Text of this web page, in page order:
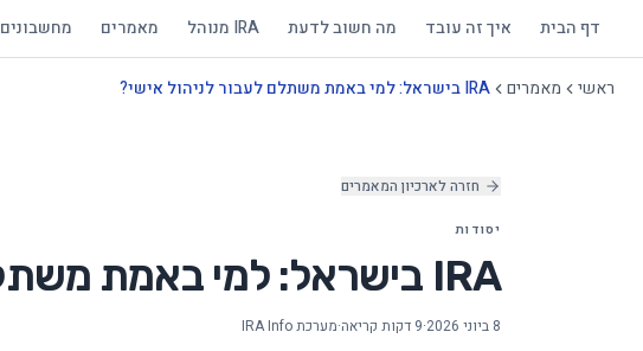
דף הבית איך זה עובד מה חשוב לדעת IRA מנוהל מאמרים מחשבונים
ראשי מאמרים IRA בישראל: למי באמת משתלם לעבור לניהול אישי?
חזרה לארכיון המאמרים
יסודות
IRA בישראל: למי באמת משתלם לעבור לניהול אישי?
8 ביוני 2026 ·9 דקות קריאה ·מערכת IRA Info